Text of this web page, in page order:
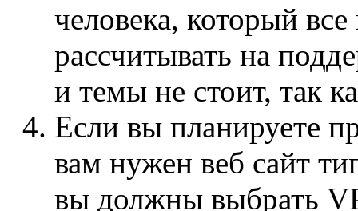
человека, который
рассчитывать на
и темы не стоит, так
Если вы планируете
вам нужен веб сайт
вы должны выбрать